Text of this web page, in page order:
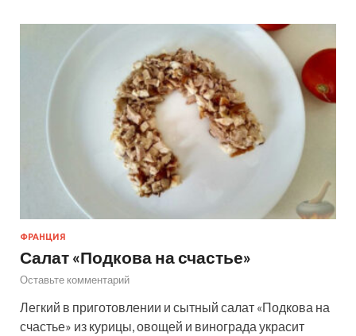
ФРАНЦИЯ
Салат «Подкова на счастье»
Оставьте комментарий
Легкий в приготовлении и сытный салат «Подкова на
счастье» из курицы, овощей и винограда украсит